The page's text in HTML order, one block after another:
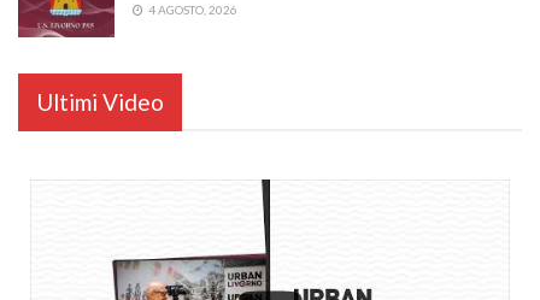
4 AGOSTO, 2026
Ultimi Video